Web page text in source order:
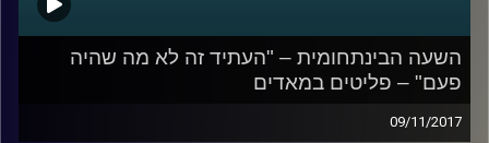
השעה הבינתחומית – "העתיד זה לא מה שהיה
פעם" – פליטים במאדים
09/11/2017